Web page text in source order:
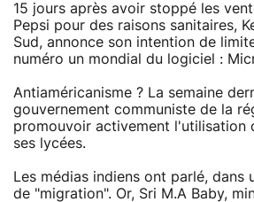
15 jours après avoir stoppé les
Pepsi pour des raisons sanitaires,
Sud, annonce son intention de
numéro un mondial du logiciel :
Antiaméricanisme ? La semaine
gouvernement communiste de la
promouvoir activement l'utilisation
ses lycées.
Les médias indiens ont parlé, dans
de "migration". Or, Sri M.A Baby,